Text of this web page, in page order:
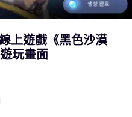
上遊戲《黑色沙漠
玩畫面